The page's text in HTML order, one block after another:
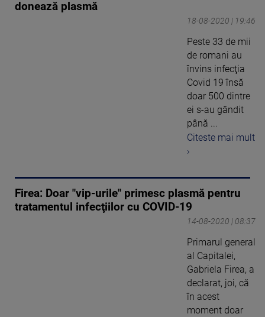
donează plasmă
18-08-2020 | 19:46
Peste 33 de mii
de romani au
învins infecţia
Covid 19 însă
doar 500 dintre
ei s-au gândit
până ...
Citeste mai mult
›
Firea: Doar "vip-urile" primesc plasmă pentru
tratamentul infecţiilor cu COVID-19
14-08-2020 | 08:37
Primarul general
al Capitalei,
Gabriela Firea, a
declarat, joi, că
în acest
moment doar